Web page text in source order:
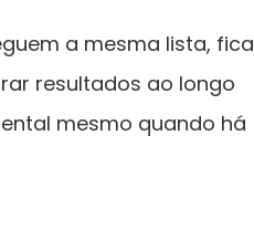
a mesma lista, fica
resultados ao longo
mesmo quando há